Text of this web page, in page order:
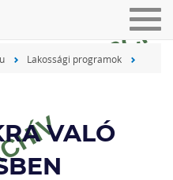
be-
Lakossági programok
VALÓ